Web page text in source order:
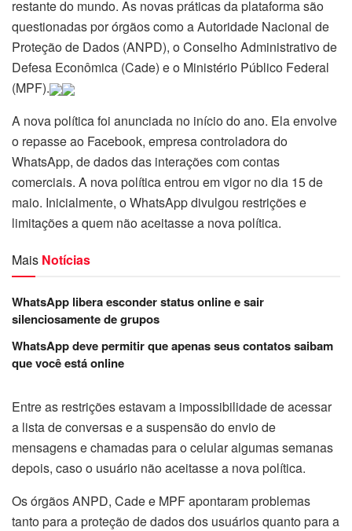
restante do mundo. As novas práticas da plataforma são
questionadas por órgãos como a Autoridade Nacional de
Proteção de Dados (ANPD), o Conselho Administrativo de
Defesa Econômica (Cade) e o Ministério Público Federal
(MPF).
A nova política foi anunciada no início do ano. Ela envolve
o repasse ao Facebook, empresa controladora do
WhatsApp, de dados das interações com contas
comerciais. A nova política entrou em vigor no dia 15 de
maio. Inicialmente, o WhatsApp divulgou restrições e
limitações a quem não aceitasse a nova política.
Mais Notícias
WhatsApp libera esconder status online e sair
silenciosamente de grupos
WhatsApp deve permitir que apenas seus contatos saibam
que você está online
Entre as restrições estavam a impossibilidade de acessar
a lista de conversas e a suspensão do envio de
mensagens e chamadas para o celular algumas semanas
depois, caso o usuário não aceitasse a nova política.
Os órgãos ANPD, Cade e MPF apontaram problemas
tanto para a proteção de dados dos usuários quanto para a